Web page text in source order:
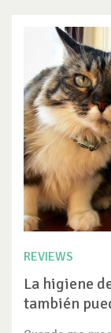
REVIEWS
La higiene
también